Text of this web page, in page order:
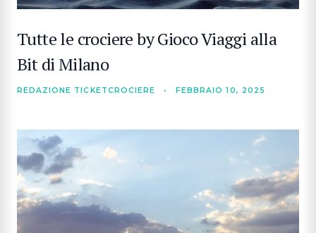
Tutte le crociere by Gioco Viaggi alla
Bit di Milano
REDAZIONE TICKETCROCIERE • FEBBRAIO 10, 2025